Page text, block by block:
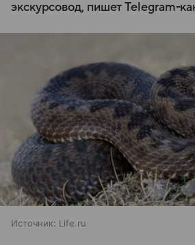
экскурсовод, пишет Telegram-
Источник: Life.ru